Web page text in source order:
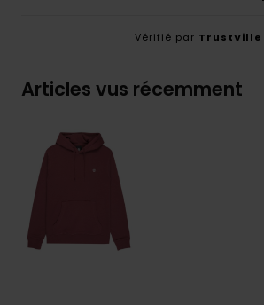
Vérifié par TrustVille
Articles vus récemment